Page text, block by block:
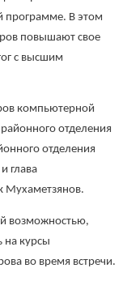
программе. В этом
повышают свое
с высшим
компьютерной
отделения
отделения
глава
Мухаметзянов.
возможностью,
на курсы
во время встречи.